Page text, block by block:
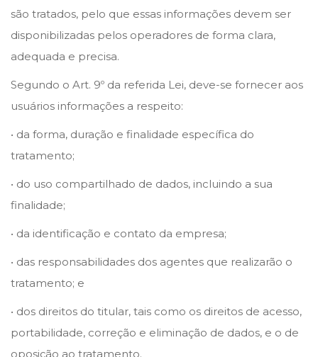
são tratados, pelo que essas informações devem ser
disponibilizadas pelos operadores de forma clara,
adequada e precisa.
Segundo o Art. 9º da referida Lei, deve-se fornecer aos
usuários informações a respeito:
• da forma, duração e finalidade específica do
tratamento;
• do uso compartilhado de dados, incluindo a sua
finalidade;
• da identificação e contato da empresa;
• das responsabilidades dos agentes que realizarão o
tratamento; e
• dos direitos do titular, tais como os direitos de acesso,
portabilidade, correção e eliminação de dados, e o de
oposição ao tratamento.